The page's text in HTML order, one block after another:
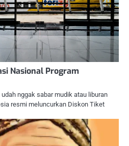
Nasional Program
nggak sabar mudik atau liburan
resmi meluncurkan Diskon Tiket